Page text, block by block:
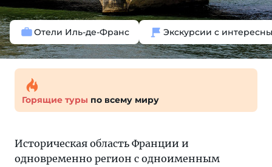
Отели Иль-де-Франс Экскурсии с
Горящие туры по всему миру
Историческая область Франции и
одновременно регион с одноименным